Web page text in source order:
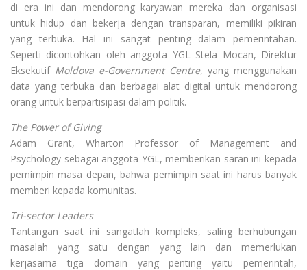
di era ini dan mendorong karyawan mereka dan organisasi
untuk hidup dan bekerja dengan transparan, memiliki pikiran
yang terbuka. Hal ini sangat penting dalam pemerintahan.
Seperti dicontohkan oleh anggota YGL Stela Mocan, Direktur
Eksekutif Moldova e-Government Centre, yang menggunakan
data yang terbuka dan berbagai alat digital untuk mendorong
orang untuk berpartisipasi dalam politik.
The Power of Giving
Adam Grant, Wharton Professor of Management and
Psychology sebagai anggota YGL, memberikan saran ini kepada
pemimpin masa depan, bahwa pemimpin saat ini harus banyak
memberi kepada komunitas.
Tri-sector Leaders
Tantangan saat ini sangatlah kompleks, saling berhubungan
masalah yang satu dengan yang lain dan memerlukan
kerjasama tiga domain yang penting yaitu pemerintah,